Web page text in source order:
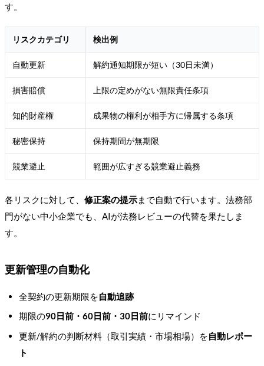
す。
リスクカテゴリ 検出例
自動更新 解約通知期限が短い（30日未満）
損害賠償 上限の定めがない無限責任条項
知的財産権 成果物の権利が相手方に帰属する条項
秘密保持 保持期間が無期限
競業避止 範囲が広すぎる競業避止義務
各リスクに対して、 修正案の提示まで自動で行います。法務部
門がない中小企業でも、AIが法務レビューの代替を果たしま
す。
更新管理の自動化
全契約の更新期限を自動追跡
期限の90日前・60日前・30日前にリマインド
更新/解約の判断材料（取引実績・市場相場）を自動レポー
ト